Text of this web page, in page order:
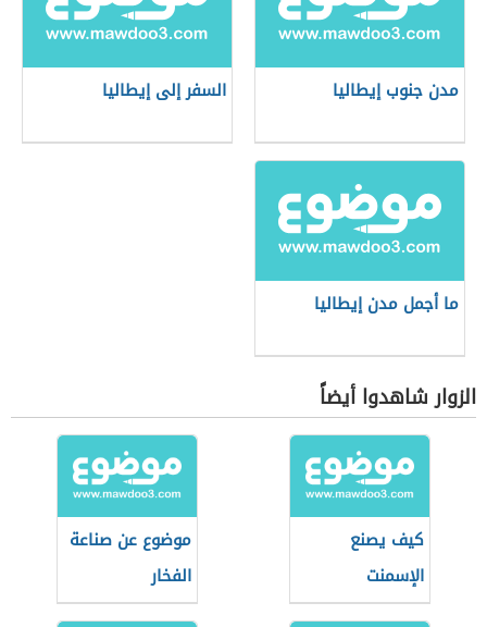
مدن جنوب إيطاليا السفر إلى إيطاليا
ما أجمل مدن إيطاليا
الزوار شاهدوا أيضاً
كيف يصنع
الإسمنت
موضوع عن صناعة
الفخار